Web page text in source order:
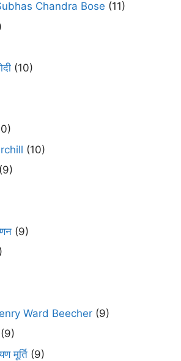
Chandra Bose (11)
(10)
(10)
(9)
(9)
Ward Beecher (9)
(9)
मूर्ति (9)